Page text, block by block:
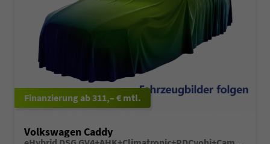
ab 311,– € mtl.
Volkswagen Caddy